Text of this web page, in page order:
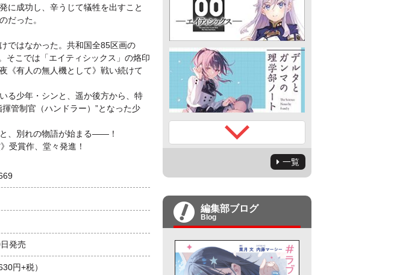
に成功し、辛うじて犠牲を出すこと
だった。
ではなかった。共和国全85区画の
そこでは「エイティシックス」の烙印
《有人の無人機として》戦い続けて
る少年・シンと、遥か後方から、特
管制官（ハンドラー）”となった少
、別れの物語が始まる――！
受賞作、堂々発進！
発売
円+税）
一覧
編集部ブログ
Blog